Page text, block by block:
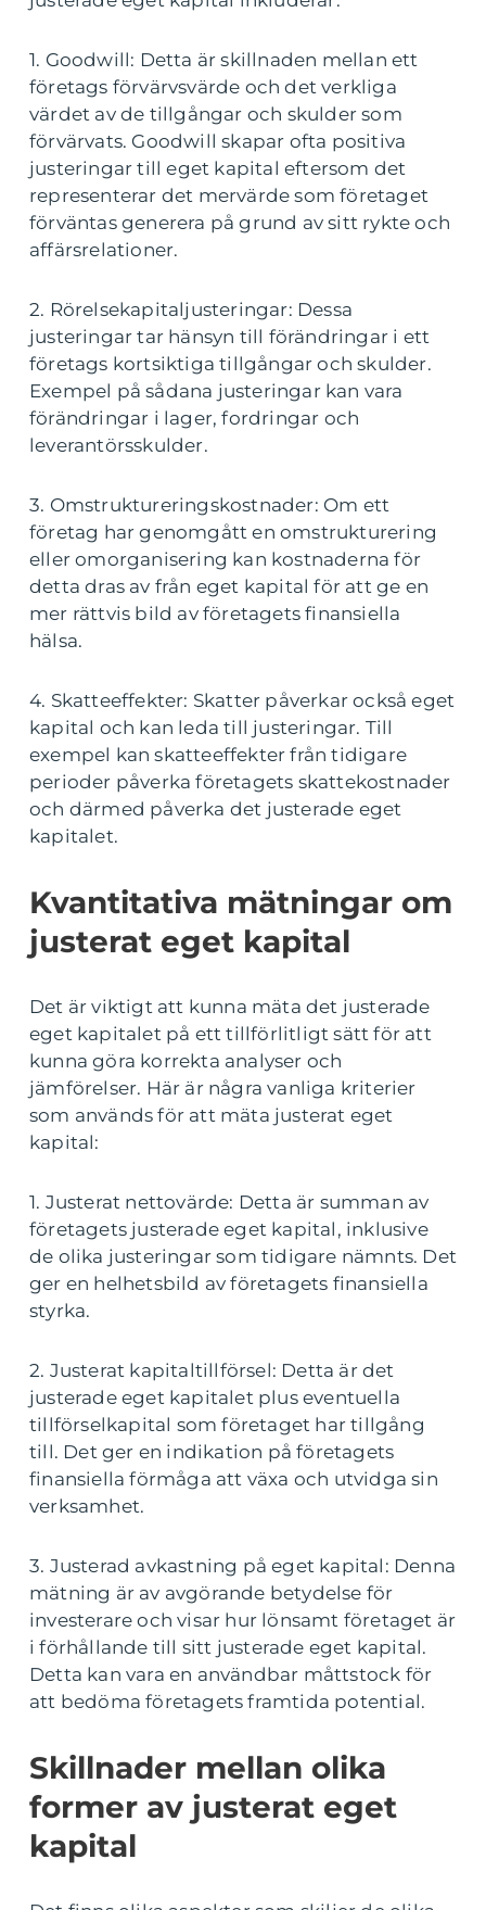
1. Goodwill: Detta är skillnaden mellan ett
företags förvärvsvärde och det verkliga
värdet av de tillgångar och skulder som
förvärvats. Goodwill skapar ofta positiva
justeringar till eget kapital eftersom det
representerar det mervärde som företaget
förväntas generera på grund av sitt rykte och
affärsrelationer.
2. Rörelsekapitaljusteringar: Dessa
justeringar tar hänsyn till förändringar i ett
företags kortsiktiga tillgångar och skulder.
Exempel på sådana justeringar kan vara
förändringar i lager, fordringar och
leverantörsskulder.
3. Omstruktureringskostnader: Om ett
företag har genomgått en omstrukturering
eller omorganisering kan kostnaderna för
detta dras av från eget kapital för att ge en
mer rättvis bild av företagets finansiella
hälsa.
4. Skatteeffekter: Skatter påverkar också eget
kapital och kan leda till justeringar. Till
exempel kan skatteeffekter från tidigare
perioder påverka företagets skattekostnader
och därmed påverka det justerade eget
kapitalet.
Kvantitativa mätningar om
justerat eget kapital
Det är viktigt att kunna mäta det justerade
eget kapitalet på ett tillförlitligt sätt för att
kunna göra korrekta analyser och
jämförelser. Här är några vanliga kriterier
som används för att mäta justerat eget
kapital:
1. Justerat nettovärde: Detta är summan av
företagets justerade eget kapital, inklusive
de olika justeringar som tidigare nämnts. Det
ger en helhetsbild av företagets finansiella
styrka.
2. Justerat kapitaltillförsel: Detta är det
justerade eget kapitalet plus eventuella
tillförselkapital som företaget har tillgång
till. Det ger en indikation på företagets
finansiella förmåga att växa och utvidga sin
verksamhet.
3. Justerad avkastning på eget kapital: Denna
mätning är av avgörande betydelse för
investerare och visar hur lönsamt företaget är
i förhållande till sitt justerade eget kapital.
Detta kan vara en användbar måttstock för
att bedöma företagets framtida potential.
Skillnader mellan olika
former av justerat eget
kapital